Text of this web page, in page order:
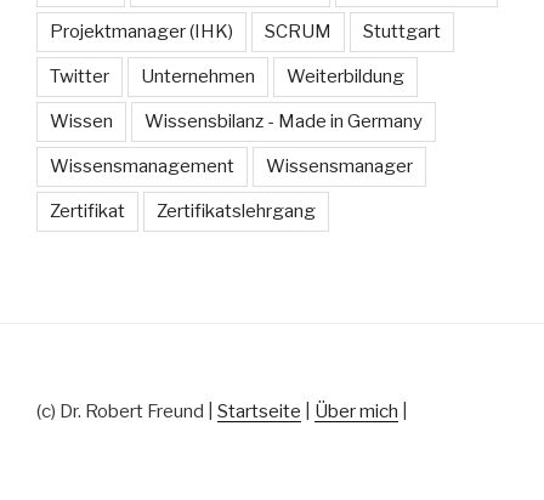
Projektmanager (IHK) SCRUM Stuttgart
Twitter Unternehmen Weiterbildung
Wissen Wissensbilanz - Made in Germany
Wissensmanagement Wissensmanager
Zertifikat Zertifikatslehrgang
(c) Dr. Robert Freund | Startseite Über mich